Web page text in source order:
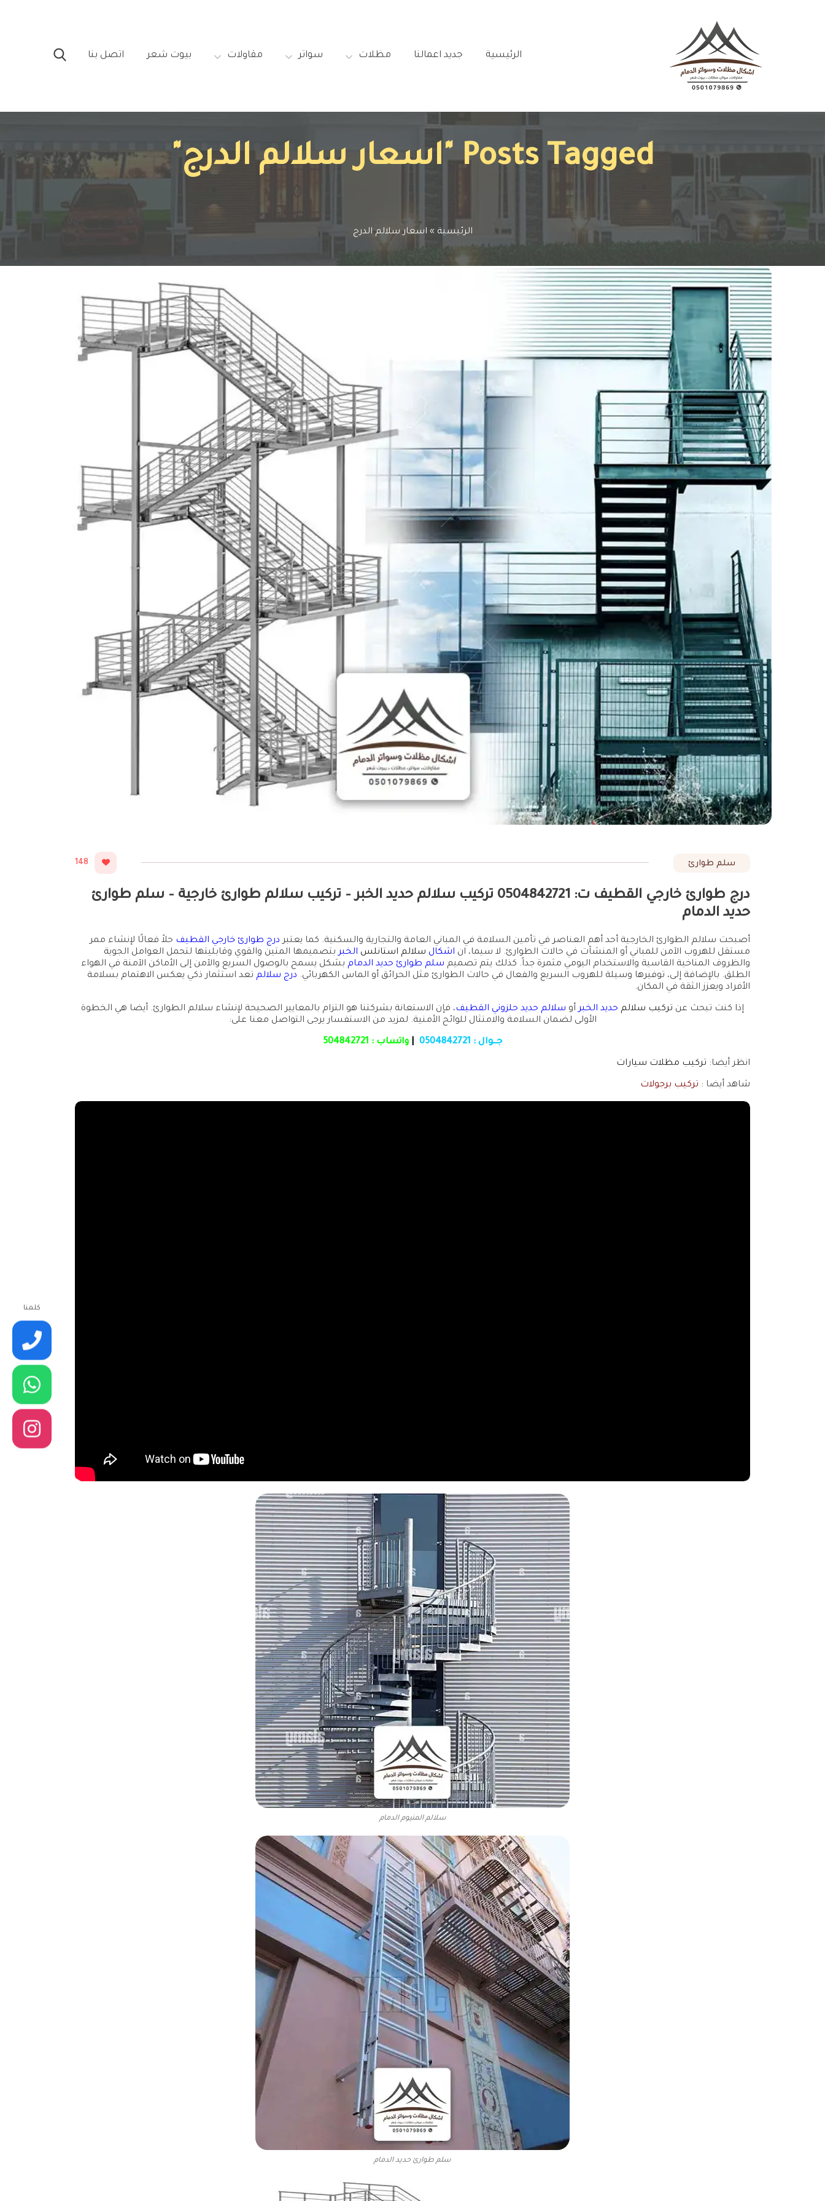
الرئيسية‎ جديد اعمالنا‎ مظلات‎ سواتر‎ مقاولات‎ بيوت شعر‎ اتصل بنا‎
Posts Tagged "اسعار سلالم الدرج"
الرئيسية » اسعار سلالم الدرج
سلم طوارئ 148
درج طوارئ خارجي القطيف ت: 0504842721 تركيب سلالم حديد الخبر – تركيب سلالم طوارئ خارجية – سلم طوارئ
حديد الدمام
أصبحت سلالم الطوارئ الخارجية أحد أهم العناصر في تأمين السلامة في المباني العامة والتجارية والسكنية. كما يعتبر درج طوارئ خارجي القطيف حلاً فعالًا لإنشاء ممر
مستقل للهروب الآمن للمباني أو المنشآت في حالات الطوارئ. لا سيما، ان اشكال سلالم استانلس الخبربتصميمها المتين والقوي وقابليتها لتحمل العوامل الجوية
والظروف المناخية القاسية والاستخدام اليومي مثمرة جداً. كذلك يتم تصميم سلم طوارئ حديد الدمام بشكل يسمح بالوصول السريع والآمن إلى الأماكن الآمنة في الهواء
الطلق. بالإضافة إلى، توفيرها وسيلة للهروب السريع والفعال في حالات الطوارئ مثل الحرائق أو الماس الكهربائي. درج سلالم تعد استثمار ذكي يعكس الاهتمام بسلامة
الأفراد ويعزز الثقة في المكان.
إذا كنت تبحث عن تركيب سلالم حديد الخبرأو سلالم حديد حلزوني القطيف، فإن الاستعانة بشركتنا هو التزام بالمعايير الصحيحة لإنشاء سلالم الطوارئ. أيضا هي الخطوة
الأولى لضمان السلامة والامتثال للوائح الأمنية. لمزيد من الاستفسار يرجى التواصل معنا على:
جـــوال : 0504842721
|واتساب : 504842721
انظر أيضا: تركيب مظلات سيارات
شاهد أيضا : تركيب برجولات
سلالم المنيوم الدمام
سلم طوارئ حديد الدمام
كلمنا